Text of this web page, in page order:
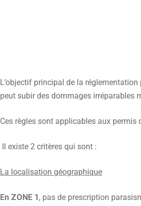
L’objectif principal de la
peut subir des dommages irréparables
Ces règles sont applicables aux permis
Il existe 2 critères qui sont :
La localisation géographique
En ZONE 1 , pas de prescription